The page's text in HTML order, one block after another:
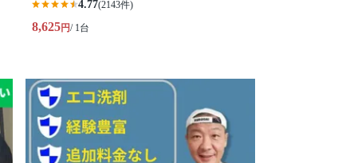
4.77(2143件)
8,625円/ 1台